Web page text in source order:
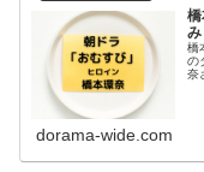
橋
の
奈
dorama-wide.com